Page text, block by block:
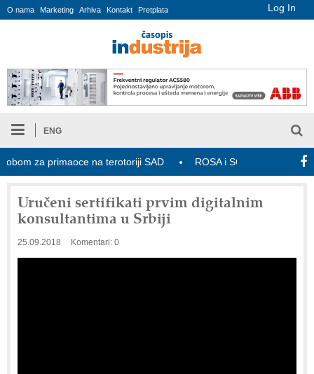
Log In
O nama Marketing Arhiva Kontakt Pretplata
ENG
za primaoce na terotoriji SAD ROSA i SCHUNK podižu
Uručeni sertifikati prvim digitalnim
konsultantima u Srbiji
25.09.2018 Komentari: 0